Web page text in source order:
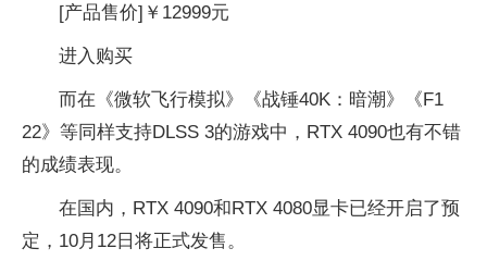
[产品售价] ￥12999元
进入购买
而在《微软飞行模拟》《战锤40K：暗潮》《F1
22》等同样支持DLSS 3的游戏中，RTX 4090也有不错
的成绩表现。
在国内，RTX 4090和RTX 4080显卡已经开启了预
定，10月12日将正式发售。